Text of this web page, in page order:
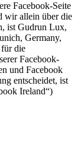
Facebook-Seite
wir allein über die
ist Gudrun Lux,
Germany,
die
Facebook-
und Facebook
entscheidet, ist
Ireland“)